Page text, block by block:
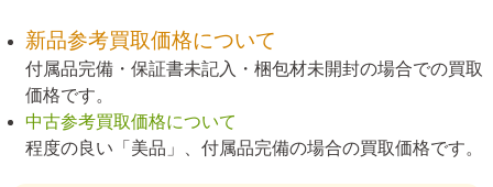
新品参考買取価格について
付属品完備・保証書未記入・梱包材未開封の場合での買取
価格です。
中古参考買取価格について
程度の良い「美品」、付属品完備の場合の買取価格です。